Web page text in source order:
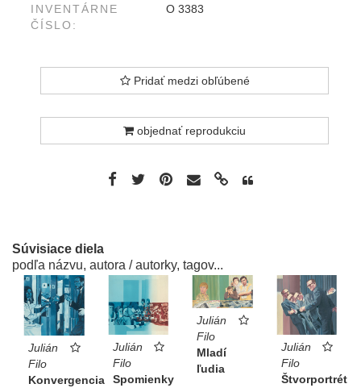
INVENTÁRNE
ČÍSLO:
O 3383
Pridať medzi obľúbené
objednať reprodukciu
Súvisiace diela
podľa názvu, autora / autorky, tagov...
Julián
Filo
Konvergencia
Julián
Filo
Spomienky
Julián
Filo
Mladí
ľudia
Julián
Filo
Štvorportrét